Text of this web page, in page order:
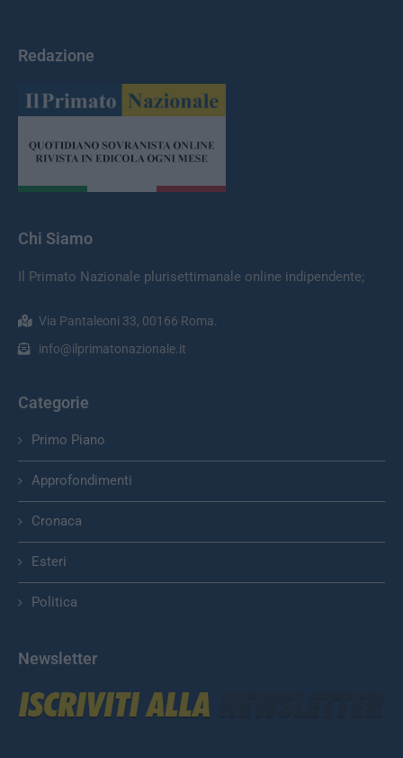
Redazione
Chi Siamo
Il Primato Nazionale plurisettimanale online indipendente;
Via Pantaleoni 33, 00166 Roma.
info@ilprimatonazionale.it
Categorie
Primo Piano
Approfondimenti
Cronaca
Esteri
Politica
Newsletter